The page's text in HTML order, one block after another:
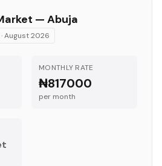
— Abuja
August 2026
MONTHLY RATE
₦817000
per month